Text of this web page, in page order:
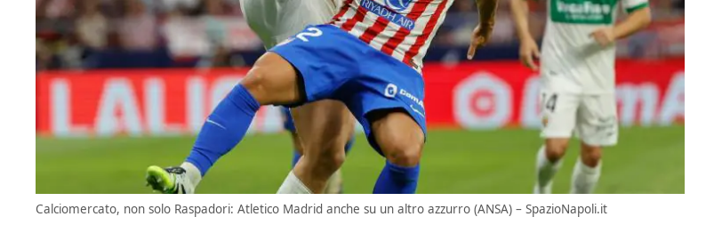
Calciomercato, non solo Raspadori: Atletico Madrid anche su un altro azzurro (ANSA) – SpazioNapoli.it